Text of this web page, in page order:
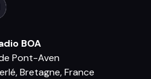
BOA
Pont-Aven
Bretagne, France